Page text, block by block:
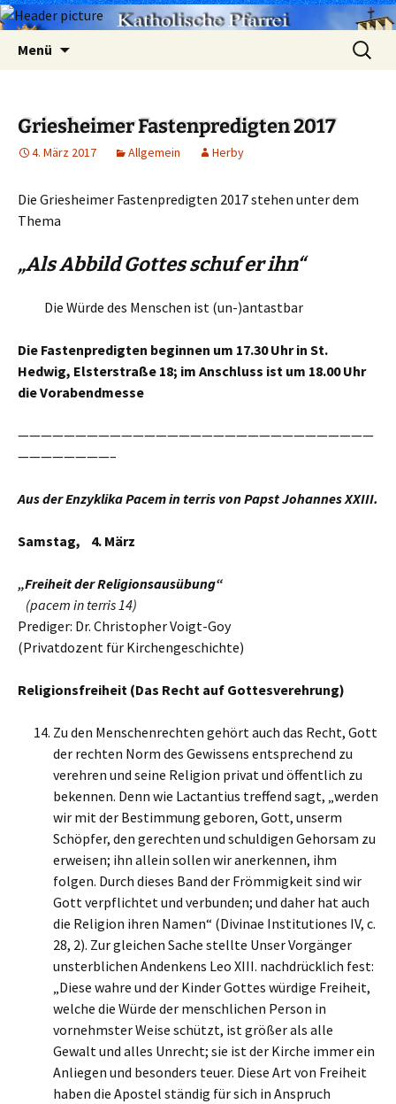
Menü
Suchen
nach:
Griesheimer Fastenpredigten 2017
4. März 2017 Allgemein Herby
Die Griesheimer Fastenpredigten 2017 stehen unter dem
Thema
„Als Abbild Gottes schuf er ihn“
Die Würde des Menschen ist (un-)antastbar
Die Fastenpredigten beginnen um 17.30 Uhr in St.
Hedwig, Elsterstraße 18; im Anschluss ist um 18.00 Uhr
die Vorabendmesse
———————————————————————————————
————————–
Aus der Enzyklika Pacem in terris von Papst Johannes XXIII.
Samstag, 4. März
„Freiheit der Religionsausübung“
(pacem in terris 14)
Prediger: Dr. Christopher Voigt-Goy
(Privatdozent für Kirchengeschichte)
Religionsfreiheit (Das Recht auf Gottesverehrung)
Zu den Menschenrechten gehört auch das Recht, Gott
der rechten Norm des Gewissens entsprechend zu
verehren und seine Religion privat und öffentlich zu
bekennen. Denn wie Lactantius treffend sagt, „werden
wir mit der Bestimmung geboren, Gott, unserm
Schöpfer, den gerechten und schuldigen Gehorsam zu
erweisen; ihn allein sollen wir anerkennen, ihm
folgen. Durch dieses Band der Frömmigkeit sind wir
Gott verpflichtet und verbunden; und daher hat auch
die Religion ihren Namen“ (Divinae Institutiones IV, c.
28, 2). Zur gleichen Sache stellte Unser Vorgänger
unsterblichen Andenkens Leo XIII. nachdrücklich fest:
„Diese wahre und der Kinder Gottes würdige Freiheit,
welche die Würde der menschlichen Person in
vornehmster Weise schützt, ist größer als alle
Gewalt und alles Unrecht; sie ist der Kirche immer ein
Anliegen und besonders teuer. Diese Art von Freiheit
haben die Apostel ständig für sich in Anspruch